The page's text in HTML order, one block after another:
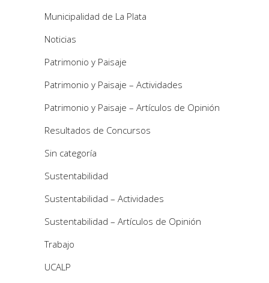
Municipalidad de La Plata
Noticias
Patrimonio y Paisaje
Patrimonio y Paisaje – Actividades
Patrimonio y Paisaje – Artículos de Opinión
Resultados de Concursos
Sin categoría
Sustentabilidad
Sustentabilidad – Actividades
Sustentabilidad – Artículos de Opinión
Trabajo
UCALP